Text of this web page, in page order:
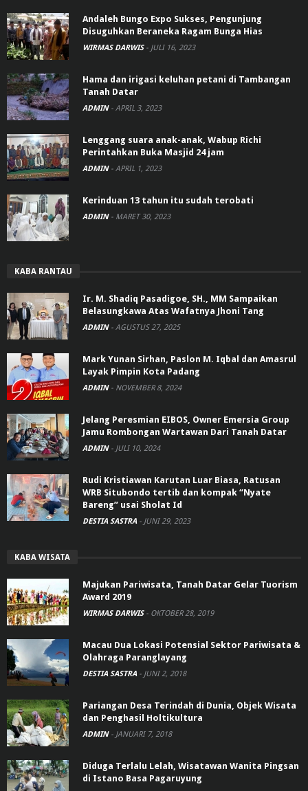
Andaleh Bungo Expo Sukses, Pengunjung
Disuguhkan Beraneka Ragam Bunga Hias
WIRMAS DARWIS - JULI 16, 2023
Hama dan irigasi keluhan petani di Tambangan
Tanah Datar
ADMIN - APRIL 3, 2023
Lenggang suara anak-anak, Wabup Richi
Perintahkan Buka Masjid 24 jam
ADMIN - APRIL 1, 2023
Kerinduan 13 tahun itu sudah terobati
ADMIN - MARET 30, 2023
KABA RANTAU
Ir. M. Shadiq Pasadigoe, SH., MM Sampaikan
Belasungkawa Atas Wafatnya Jhoni Tang
ADMIN - AGUSTUS 27, 2025
Mark Yunan Sirhan, Paslon M. Iqbal dan Amasrul
Layak Pimpin Kota Padang
ADMIN - NOVEMBER 8, 2024
Jelang Peresmian EIBOS, Owner Emersia Group
Jamu Rombongan Wartawan Dari Tanah Datar
ADMIN - JULI 10, 2024
Rudi Kristiawan Karutan Luar Biasa, Ratusan
WRB Situbondo tertib dan kompak “Nyate
Bareng” usai Sholat Id
DESTIA SASTRA - JUNI 29, 2023
KABA WISATA
Majukan Pariwisata, Tanah Datar Gelar Tuorism
Award 2019
WIRMAS DARWIS - OKTOBER 28, 2019
Macau Dua Lokasi Potensial Sektor Pariwisata &
Olahraga Paranglayang
DESTIA SASTRA - JUNI 2, 2018
Pariangan Desa Terindah di Dunia, Objek Wisata
dan Penghasil Holtikultura
ADMIN - JANUARI 7, 2018
Diduga Terlalu Lelah, Wisatawan Wanita Pingsan
di Istano Basa Pagaruyung